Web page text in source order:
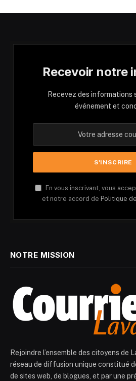
Recevoir notre
Recevez des informations
événement et
En vous inscrivant, vous
et notre accord de Politique
NOTRE MISSION
Rejoindre l’ensemble des citoyens de
réseau de diffusion unique constitué
de sites web, de blogues, et par une